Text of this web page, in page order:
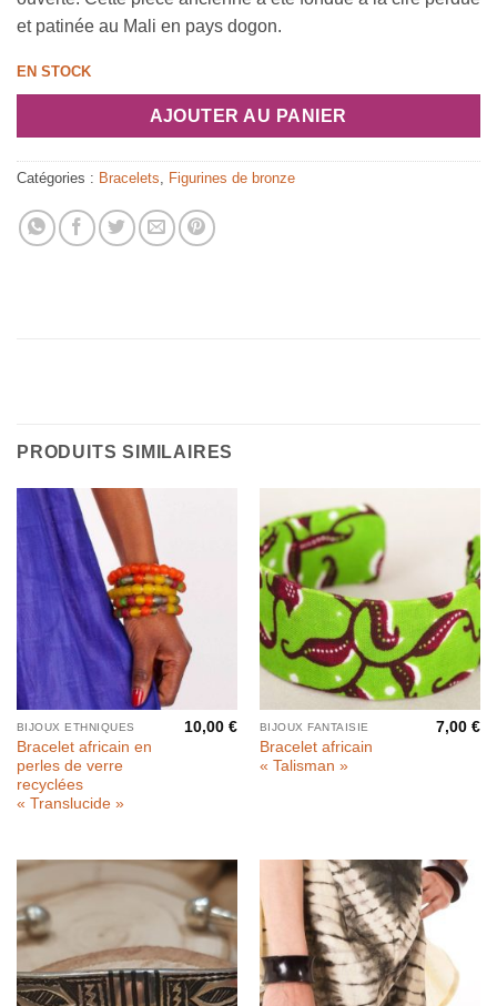
et patinée au Mali en pays dogon.
EN STOCK
AJOUTER AU PANIER
Catégories : Bracelets, Figurines de bronze
PRODUITS SIMILAIRES
BIJOUX ETHNIQUES
Bracelet africain en
perles de verre
recyclées
« Translucide »
10,00€ BIJOUX FANTAISIE
Bracelet africain
« Talisman »
7,00€